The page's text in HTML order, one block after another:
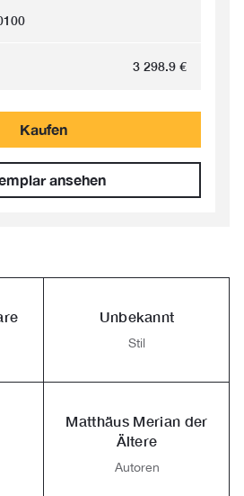
3 298.9 €
Kaufen
ansehen
Unbekannt
Stil
Matthäus Merian der
Ältere
Autoren